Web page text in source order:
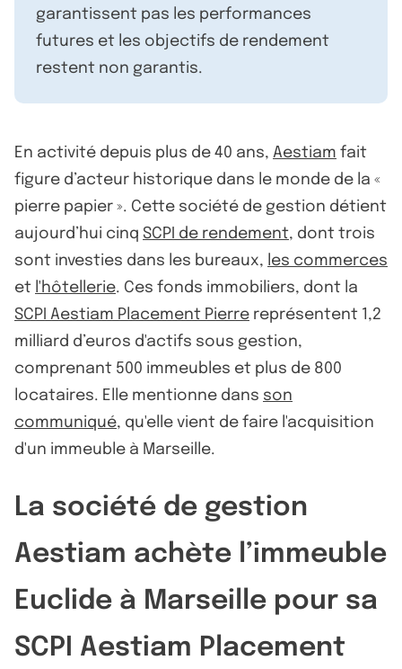
garantissent pas les performances
futures et les objectifs de rendement
restent non garantis.
En activité depuis plus de 40 ans, Aestiam fait
figure d’acteur historique dans le monde de la «
pierre papier ». Cette société de gestion détient
aujourd’hui cinq SCPI de rendement, dont trois
sont investies dans les bureaux, les commerces
et l'hôtellerie. Ces fonds immobiliers, dont la
SCPI Aestiam Placement Pierre représentent 1,2
milliard d’euros d'actifs sous gestion,
comprenant 500 immeubles et plus de 800
locataires. Elle mentionne dans son
communiqué, qu'elle vient de faire l'acquisition
d'un immeuble à Marseille.
La société de gestion
Aestiam achète l’immeuble
Euclide à Marseille pour sa
SCPI Aestiam Placement